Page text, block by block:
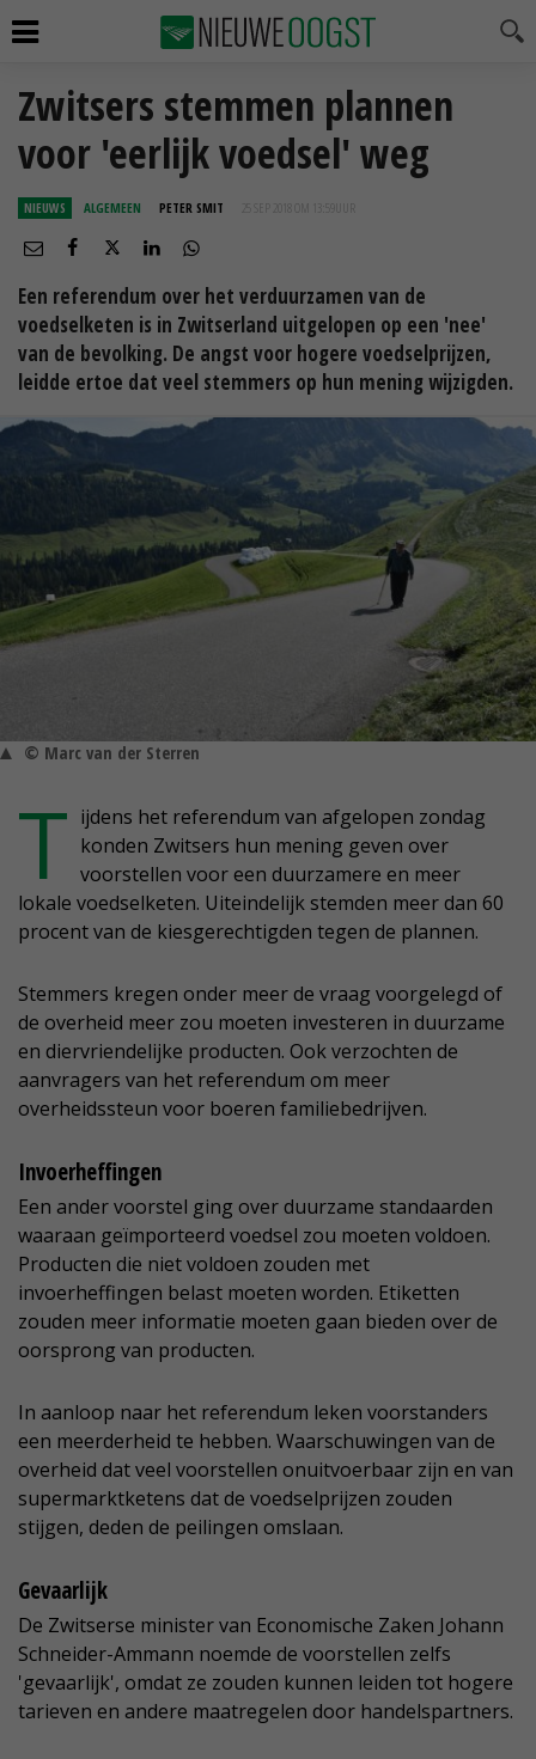
Zwitsers stemmen plannen
voor 'eerlijk voedsel' weg
NIEUWS ALGEMEEN PETER SMIT 25 SEP 2018 OM 13:59
Een referendum over het verduurzamen van de
voedselketen is in Zwitserland uitgelopen op een 'nee'
van de bevolking. De angst voor hogere voedselprijzen,
leidde ertoe dat veel stemmers op hun mening wijzigden.
© Marc van der Sterren
T ijdens het referendum van afgelopen zondag
konden Zwitsers hun mening geven over
voorstellen voor een duurzamere en meer
lokale voedselketen. Uiteindelijk stemden meer dan 60
procent van de kiesgerechtigden tegen de plannen.
Stemmers kregen onder meer de vraag voorgelegd of
de overheid meer zou moeten investeren in duurzame
en diervriendelijke producten. Ook verzochten de
aanvragers van het referendum om meer
overheidssteun voor boeren familiebedrijven.
Invoerheffingen
Een ander voorstel ging over duurzame standaarden
waaraan geïmporteerd voedsel zou moeten voldoen.
Producten die niet voldoen zouden met
invoerheffingen belast moeten worden. Etiketten
zouden meer informatie moeten gaan bieden over de
oorsprong van producten.
In aanloop naar het referendum leken voorstanders
een meerderheid te hebben. Waarschuwingen van de
overheid dat veel voorstellen onuitvoerbaar zijn en van
supermarktketens dat de voedselprijzen zouden
stijgen, deden de peilingen omslaan.
Gevaarlijk
De Zwitserse minister van Economische Zaken Johann
Schneider-Ammann noemde de voorstellen zelfs
'gevaarlijk', omdat ze zouden kunnen leiden tot hogere
tarieven en andere maatregelen door handelspartners.